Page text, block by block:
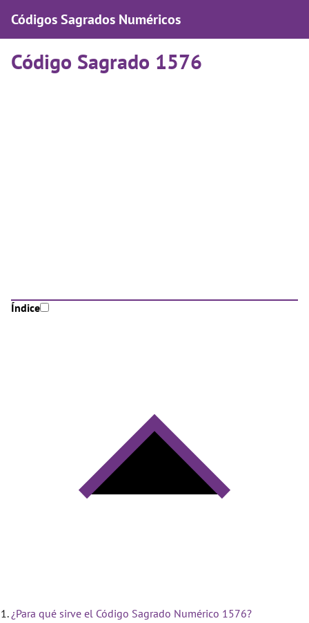
Códigos Sagrados Numéricos
Código Sagrado 1576
Índice
¿Para qué sirve el Código Sagrado Numérico 1576?